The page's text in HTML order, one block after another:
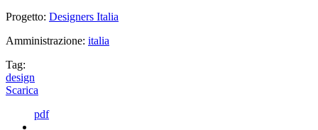
Progetto: Designers Italia
Amministrazione: italia
Tag:
design
Scarica
pdf